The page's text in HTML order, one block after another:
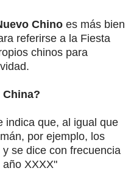
Chino es más bien
referirse a la Fiesta
chinos para
China?
indica que, al igual que
por ejemplo, los
se dice con frecuencia
XXXX"